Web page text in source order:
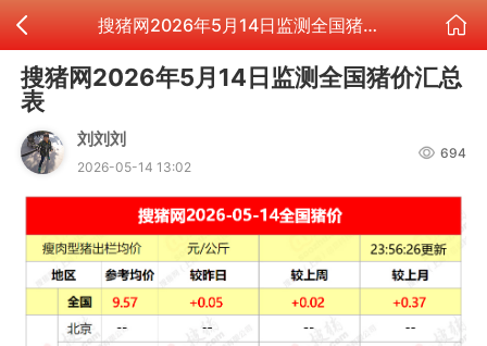
搜猪网2026年5月14日监测全国猪价汇总表
搜猪网2026年5月14日监测全国猪价汇总
表
刘刘刘
2026-05-14 13:02
694